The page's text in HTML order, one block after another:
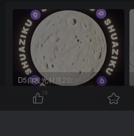
D5自发光材质2款
15